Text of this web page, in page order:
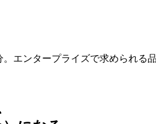
エンタープライズで求められる